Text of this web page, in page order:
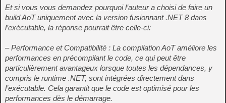
Et si vous vous demandez pourquoi l’auteur a choisi de faire un
build AoT uniquement avec la version fusionnant .NET 8 dans
l’exécutable, la réponse pourrait être celle-ci:
– Performance et Compatibilité : La compilation AoT améliore les
performances en précompilant le code, ce qui peut être
particulièrement avantageux lorsque toutes les dépendances, y
compris le runtime .NET, sont intégrées directement dans
l’exécutable. Cela garantit que le code est optimisé pour les
performances dès le démarrage.